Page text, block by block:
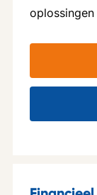
klanten
Verenigd
sector. In